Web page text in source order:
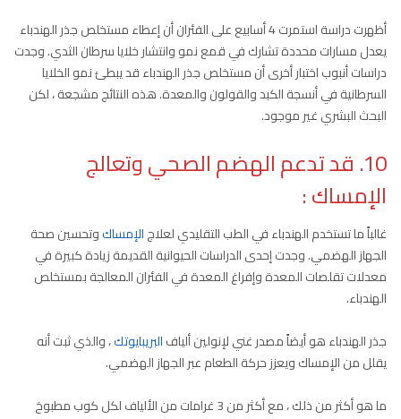
أظهرت دراسة استمرت 4 أسابيع على الفئران أن إعطاء مستخلص جذر الهندباء
يعدل مسارات محددة تشارك في قمع نمو وانتشار خلايا سرطان الثدي. وجدت
دراسات أنبوب اختبار أخرى أن مستخلص جذر الهندباء قد يبطئ نمو الخلايا
السرطانية في أنسجة الكبد والقولون والمعدة. هذه النتائج مشجعة ، لكن
البحث البشري غير موجود.
10. قد تدعم الهضم الصحي وتعالج
الإمساك:
غالباً ما تستخدم الهندباء في الطب التقليدي لعلاجالإمساكوتحسين صحة
الجهاز الهضمي. وجدت إحدى الدراسات الحيوانية القديمة زيادة كبيرة في
معدلات تقلصات المعدة وإفراغ المعدة في الفئران المعالجة بمستخلص
الهندباء.
جذر الهندباء هو أيضاً مصدر غني لإنولين أليافالبريبايوتك، والذي ثبت أنه
يقلل من الإمساك ويعزز حركة الطعام عبر الجهاز الهضمي.
ما هو أكثر من ذلك ، مع أكثر من 3 غرامات من الألياف لكل كوب مطبوخ